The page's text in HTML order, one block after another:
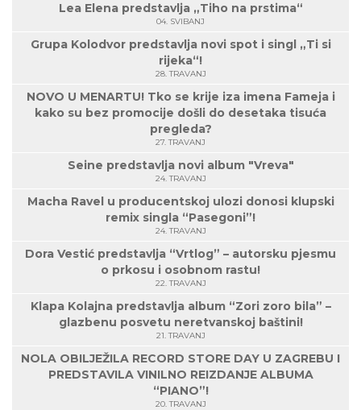
Lea Elena predstavlja „Tiho na prstima“
04. SVIBANJ
Grupa Kolodvor predstavlja novi spot i singl „Ti si
rijeka“!
28. TRAVANJ
NOVO U MENARTU! Tko se krije iza imena Fameja i
kako su bez promocije došli do desetaka tisuća
pregleda?
27. TRAVANJ
Seine predstavlja novi album "Vreva"
24. TRAVANJ
Macha Ravel u producentskoj ulozi donosi klupski
remix singla “Pasegoni”!
24. TRAVANJ
Dora Vestić predstavlja “Vrtlog” – autorsku pjesmu
o prkosu i osobnom rastu!
22. TRAVANJ
Klapa Kolajna predstavlja album “Zori zoro bila” –
glazbenu posvetu neretvanskoj baštini!
21. TRAVANJ
NOLA OBILJEŽILA RECORD STORE DAY U ZAGREBU I
PREDSTAVILA VINILNO REIZDANJE ALBUMA
“PIANO”!
20. TRAVANJ